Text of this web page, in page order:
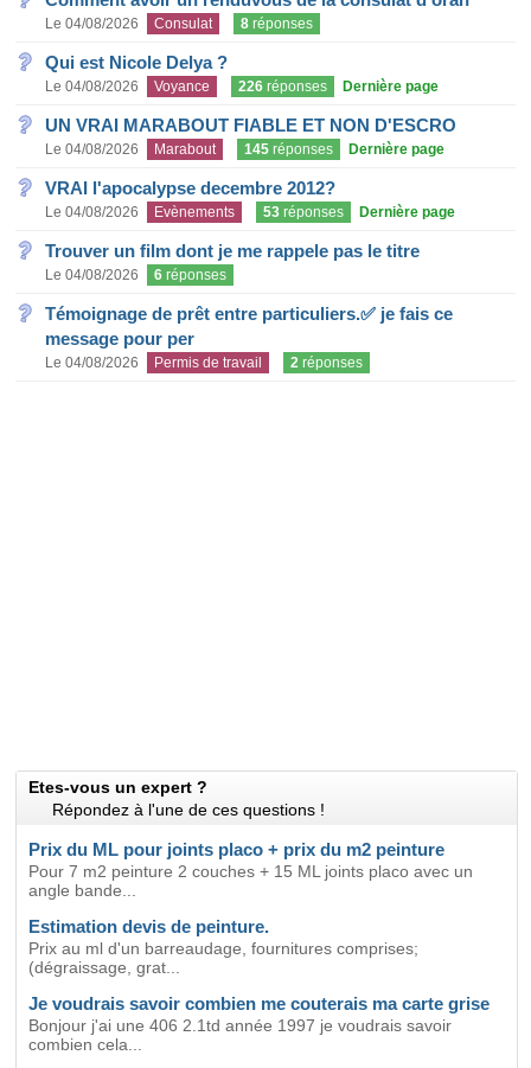
Le 04/08/2026 Consulat 8 réponses
Qui est Nicole Delya ?
Le 04/08/2026 Voyance 226 réponses Dernière page
UN VRAI MARABOUT FIABLE ET NON D'ESCRO
Le 04/08/2026 Marabout 145 réponses Dernière page
VRAI l'apocalypse decembre 2012?
Le 04/08/2026 Evènements 53 réponses Dernière page
Trouver un film dont je me rappele pas le titre
Le 04/08/2026 6 réponses
Témoignage de prêt entre particuliers.✅ je fais ce
message pour per
Le 04/08/2026 Permis de travail 2 réponses
Etes-vous un expert ?
Répondez à l'une de ces questions !
Prix du ML pour joints placo + prix du m2 peinture
Pour 7 m2 peinture 2 couches + 15 ML joints placo avec un
angle bande...
Estimation devis de peinture.
Prix au ml d'un barreaudage, fournitures comprises;
(dégraissage, grat...
Je voudrais savoir combien me couterais ma carte grise
Bonjour j'ai une 406 2.1td année 1997 je voudrais savoir
combien cela...